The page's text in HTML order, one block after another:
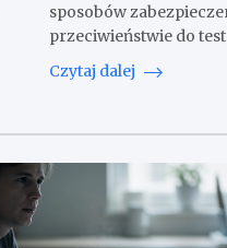
sposobów
przeciwieństwie do
Czytaj dalej